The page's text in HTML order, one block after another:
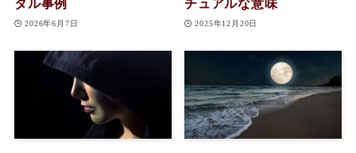
タル事例
2026年6月7日
チュアルな意味
2025年12月20日